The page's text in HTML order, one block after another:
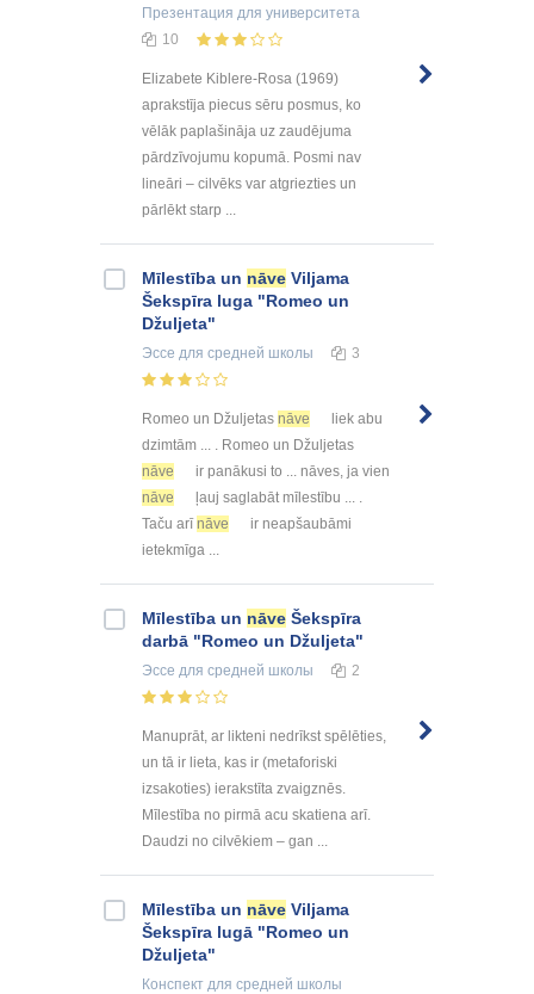
Презентация для университета
10
Elizabete Kiblere-Rosa (1969)
aprakstīja piecus sēru posmus, ko
vēlāk paplašināja uz zaudējuma
pārdzīvojumu kopumā. Posmi nav
lineāri – cilvēks var atgriezties un
pārlēkt starp ...
Mīlestība un nāve Viljama
Šekspīra luga "Romeo un
Džuljeta"
Эссе для средней школы 3
Romeo un Džuljetas nāve
liek abu
dzimtām ... . Romeo un Džuljetas
nāve
ir panākusi to ... nāves, ja vien
nāve
ļauj saglabāt mīlestību ... .
Taču arī nāve
ir neapšaubāmi
ietekmīga ...
Mīlestība un nāve Šekspīra
darbā "Romeo un Džuljeta"
Эссе для средней школы 2
Manuprāt, ar likteni nedrīkst spēlēties,
un tā ir lieta, kas ir (metaforiski
izsakoties) ierakstīta zvaigznēs.
Mīlestība no pirmā acu skatiena arī.
Daudzi no cilvēkiem – gan ...
Mīlestība un nāve Viljama
Šekspīra lugā "Romeo un
Džuljeta"
Конспект для средней школы